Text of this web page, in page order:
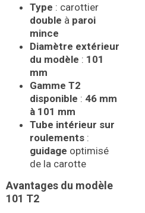
Type : carottier
double à paroi
mince
Diamètre extérieur
du modèle : 101
mm
Gamme T2
disponible : 46 mm
à 101 mm
Tube intérieur sur
roulements :
guidage optimisé
de la carotte
Avantages du modèle
101 T2